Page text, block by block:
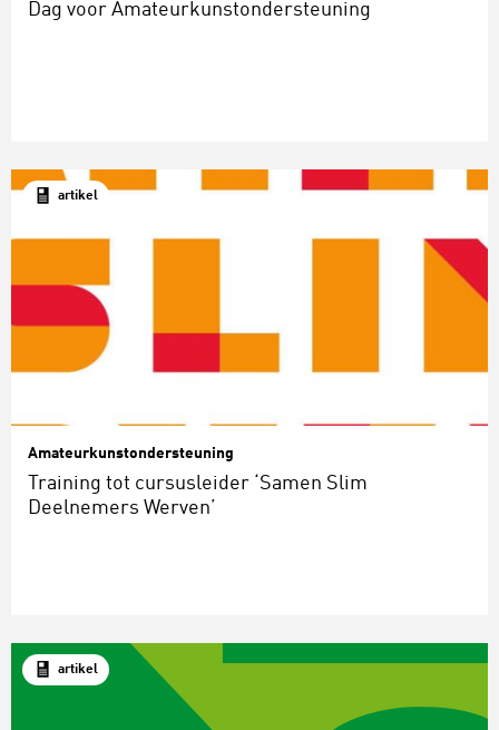
Dag voor Amateurkunstondersteuning
artikel
Amateurkunstondersteuning
Training tot cursusleider ‘Samen Slim
Deelnemers Werven’
artikel